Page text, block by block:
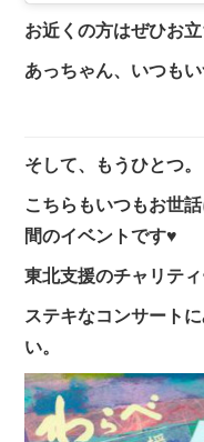
お近くの方はぜひお
あっちゃん、いつも
そして、もうひとつ。
こちらもいつもお世
間のイベントです♥
東北支援のチャリティ
ステキなコンサート
い。